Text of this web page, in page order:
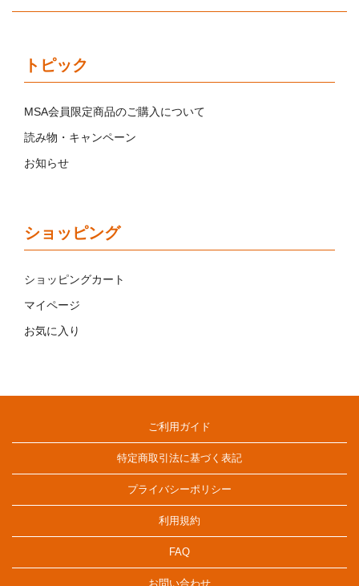
トピック
MSA会員限定商品のご購入について
読み物・キャンペーン
お知らせ
ショッピング
ショッピングカート
マイページ
お気に入り
ご利用ガイド
特定商取引法に基づく表記
プライバシーポリシー
利用規約
FAQ
お問い合わせ